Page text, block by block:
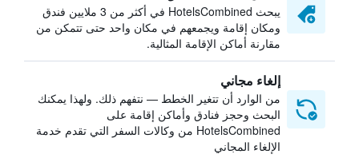
يبحث HotelsCombined في أكثر من 3 ملايين فندق
ومكان إقامة ويجمعهم في مكان واحد حتى تتمكن من
مقارنة أماكن الإقامة المثالية.
إلغاء مجاني
من الوارد أن تتغير الخطط — نتفهم ذلك. ولهذا يمكنك
البحث وحجز فنادق وأماكن إقامة على
HotelsCombined من وكالات السفر التي تقدم خدمة
الإلغاء المجاني